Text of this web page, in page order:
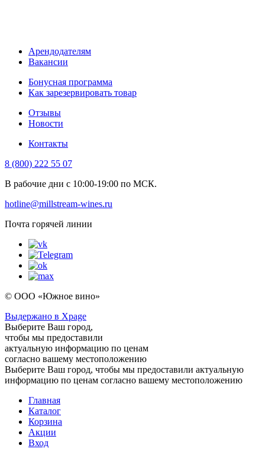
Арендодателям
Вакансии
Бонусная программа
Как зарезервировать товар
Отзывы
Новости
Контакты
8 (800) 222 55 07
В рабочие дни с 10:00-19:00 по МСК.
hotline@millstream-wines.ru
Почта горячей линии
© ООО «Южное вино»
Выдержано в Xpage
Выберите Ваш город,
чтобы мы предоставили
актуальную информацию по ценам
согласно вашему местоположению
Выберите Ваш город, чтобы мы предоставили актуальную
информацию по ценам согласно вашему местоположению
Главная
Каталог
Корзина
Акции
Вход